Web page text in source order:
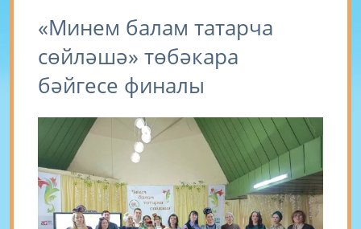
«Минем балам татарча
сөйләшә» төбәкара
бәйгесе финалы